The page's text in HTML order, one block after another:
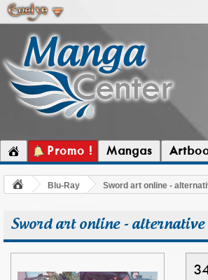
Promo ! Mangas
Blu-Ray Sword art online -
Sword art online -